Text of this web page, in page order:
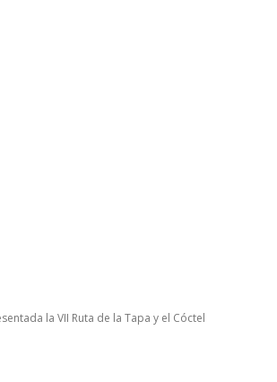
la VII Ruta de la Tapa y el Cóctel